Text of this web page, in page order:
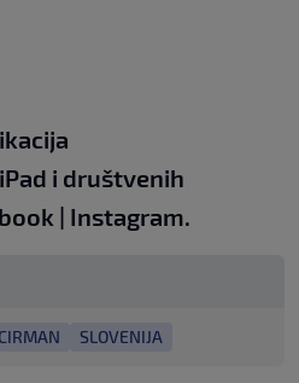
i društvenih
| Instagram.
SLOVENIJA